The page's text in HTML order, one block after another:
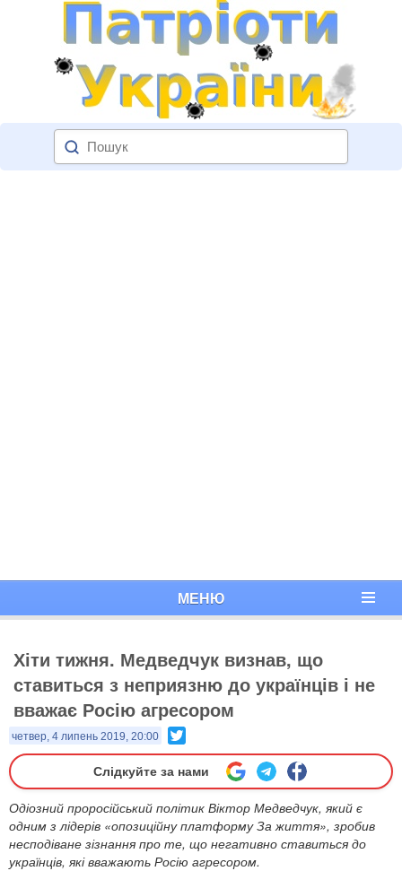
МЕНЮ
Хіти тижня. Медведчук визнав, що
ставиться з неприязню до українців і не
вважає Росію агресором
четвер, 4 липень 2019, 20:00
Слідкуйте за нами
Одіозний проросійський політик Віктор Медведчук, який є
одним з лідерів «опозиційну платформу За життя», зробив
несподіване зізнання про те, що негативно ставиться до
українців, які вважають Росію агресором.